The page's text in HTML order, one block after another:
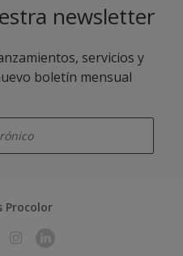
newsletter
servicios y
boletín mensual
Procolor